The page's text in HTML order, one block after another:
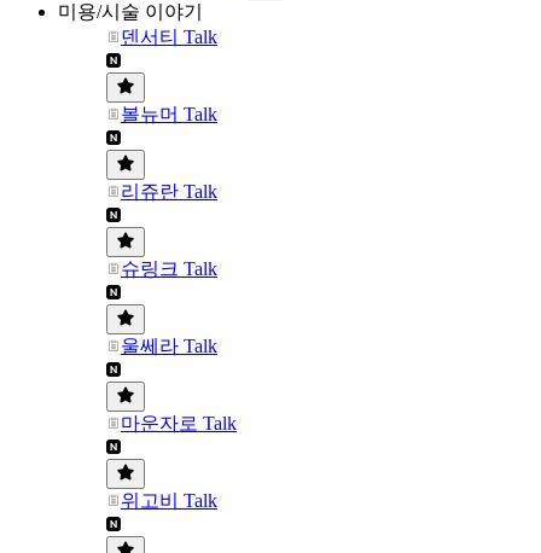
미용/시술 이야기
덴서티 Talk
볼뉴머 Talk
리쥬란 Talk
슈링크 Talk
울쎄라 Talk
마운자로 Talk
위고비 Talk